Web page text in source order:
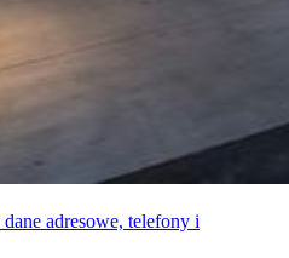
dane adresowe, telefony i